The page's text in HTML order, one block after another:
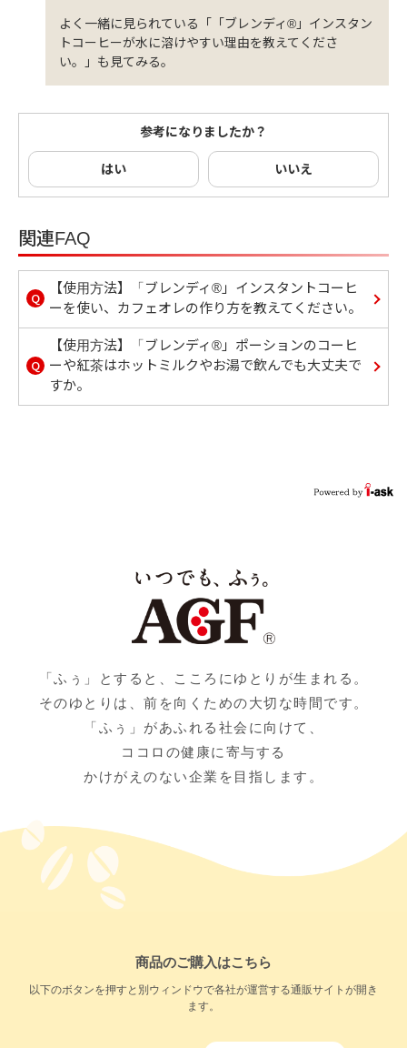
よく一緒に見られている「「ブレンディ®」インスタン
トコーヒーが水に溶けやすい理由を教えてくださ
い。」も見てみる。
参考になりましたか？
はい いいえ
関連FAQ
Q
【使用方法】「ブレンディ®」インスタントコーヒ
ーを使い、カフェオレの作り方を教えてください。
Q
【使用方法】「ブレンディ®」ポーションのコーヒ
ーや紅茶はホットミルクやお湯で飲んでも大丈夫で
すか。
「ふぅ」とすると、こころにゆとりが生まれる。
そのゆとりは、前を向くための大切な時間です。
「ふぅ」があふれる社会に向けて、
ココロの健康に寄与する
かけがえのない企業を目指します。
商品のご購入はこちら
以下のボタンを押すと別ウィンドウで各社が運営する通販サイトが開き
ます。